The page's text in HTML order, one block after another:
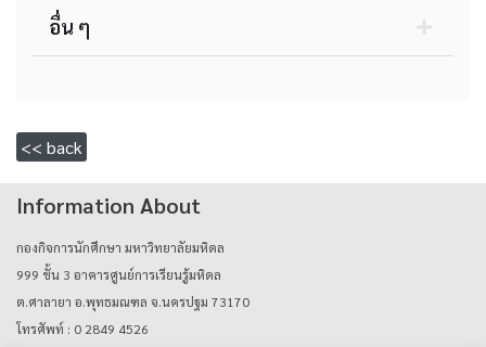
อื่น ๆ
<< back
Information About
กองกิจการนักศึกษา มหาวิทยาลัยมหิดล
999 ชั้น 3 อาคารศูนย์การเรียนรู้มหิดล
ต.ศาลายา อ.พุทธมณฑล จ.นครปฐม 73170
โทรศัพท์ : 0 2849 4526